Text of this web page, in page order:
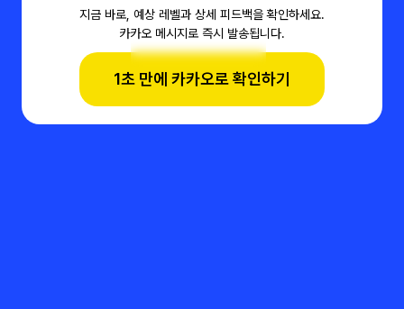
지금 바로, 예상 레벨과 상세 피드백을 확인하세요.
카카오 메시지로 즉시 발송됩니다.
1초 만에 카카오로 확인하기